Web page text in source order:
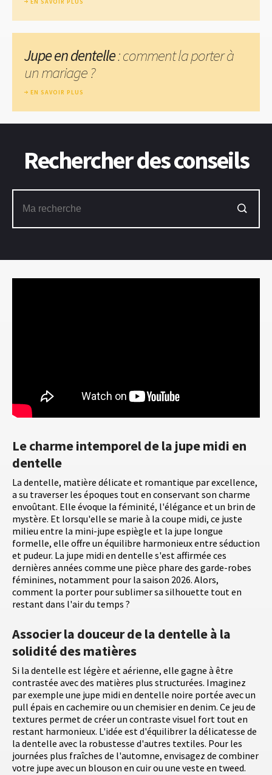
Le charme intemporel de la jupe midi en
dentelle
La dentelle, matière délicate et romantique par excellence,
a su traverser les époques tout en conservant son charme
envoûtant. Elle évoque la féminité, l'élégance et un brin de
mystère. Et lorsqu'elle se marie à la coupe midi, ce juste
milieu entre la mini-jupe espiègle et la jupe longue
formelle, elle offre un équilibre harmonieux entre séduction
et pudeur. La jupe midi en dentelle s'est affirmée ces
dernières années comme une pièce phare des garde-robes
féminines, notamment pour la saison 2026. Alors,
comment la porter pour sublimer sa silhouette tout en
restant dans l'air du temps ?
Associer la douceur de la dentelle à la
solidité des matières
Si la dentelle est légère et aérienne, elle gagne à être
contrastée avec des matières plus structurées. Imaginez
par exemple une jupe midi en dentelle noire portée avec un
pull épais en cachemire ou un chemisier en denim. Ce jeu de
textures permet de créer un contraste visuel fort tout en
restant harmonieux. L'idée est d'équilibrer la délicatesse de
la dentelle avec la robustesse d'autres textiles. Pour les
journées plus fraîches de l'automne, envisagez de combiner
votre jupe avec un blouson en cuir ou une veste en tweed.
Jupe en dentelle: comment la porter à
un mariage ?
EN SAVOIR PLUS
Rechercher des conseils